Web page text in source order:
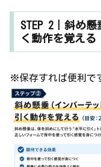
STEP 2｜斜め
く動作を覚える
※保存すれば便利で